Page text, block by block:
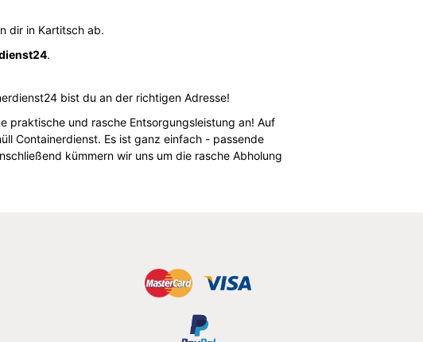
dir in Kartitsch ab.
.
bist du an der richtigen Adresse!
praktische und rasche Entsorgungsleistung an! Auf
Containerdienst. Es ist ganz einfach - passende
kümmern wir uns um die rasche Abholung